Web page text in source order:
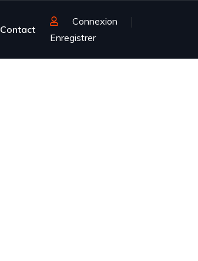
Contact
Connexion
Enregistrer